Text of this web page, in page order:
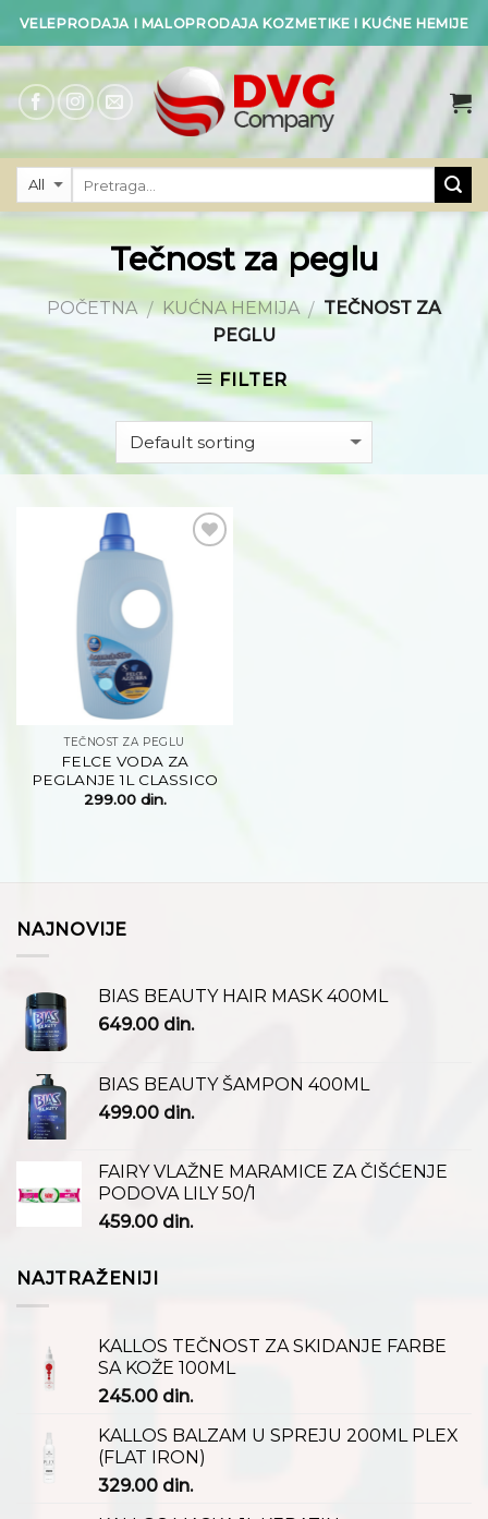
Skip
content
VELEPRODAJA I MALOPRODAJA KOZMETIKE I KUĆNE HEMIJE
Tečnost za peglu
POČETNA / KUĆNA HEMIJA / TEČNOST ZA
PEGLU
FILTER
TEČNOST ZA PEGLU
FELCE VODA ZA
PEGLANJE 1L CLASSICO
299.00 din.
NAJNOVIJE
BIAS BEAUTY HAIR MASK 400ML
649.00 din.
BIAS BEAUTY ŠAMPON 400ML
499.00 din.
FAIRY VLAŽNE MARAMICE ZA ČIŠĆENJE
PODOVA LILY 50/1
459.00 din.
NAJTRAŽENIJI
KALLOS TEČNOST ZA SKIDANJE FARBE
SA KOŽE 100ML
245.00 din.
KALLOS BALZAM U SPREJU 200ML PLEX
(FLAT IRON)
329.00 din.